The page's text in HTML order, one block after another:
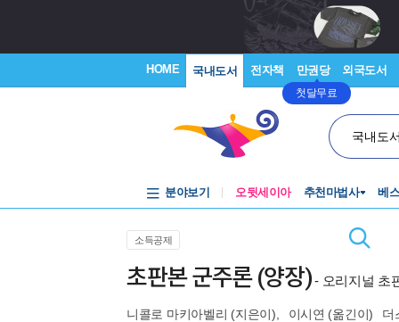
HOME 국내도서 전자책 만권당
첫달무료
외국도서
국내도
분야보기 오뒷세이아 추천마법사 베
소득공제
초판본 군주론 (양장)- 오리지널 초
니콜로 마키아벨리 (지은이), 이시연 (옮긴이) 더